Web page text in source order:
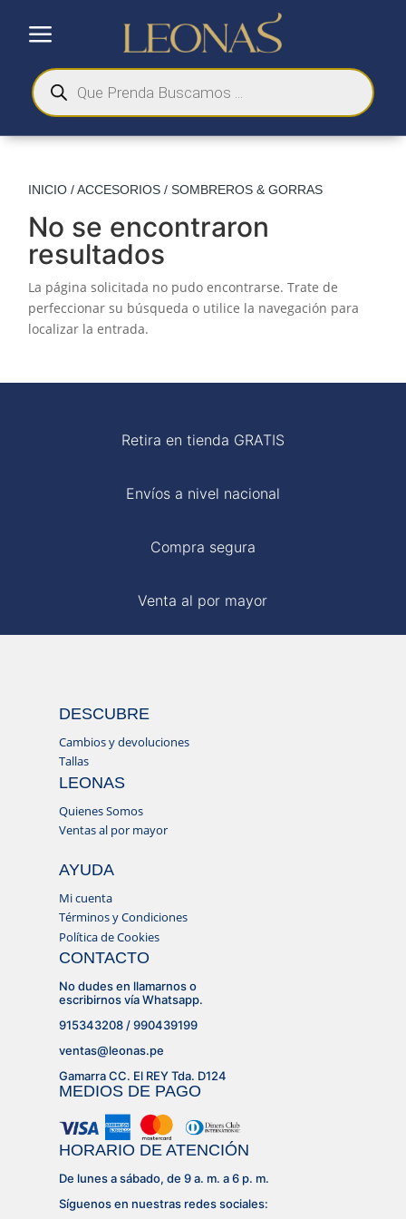
a
Búsqueda
de
productos
INICIO /ACCESORIOS / SOMBREROS & GORRAS
No se encontraron
resultados
La página solicitada no pudo encontrarse. Trate de
perfeccionar su búsqueda o utilice la navegación para
localizar la entrada.
Retira en tienda GRATIS
Envíos a nivel nacional
Compra segura
Venta al por mayor
DESCUBRE
Cambios y devoluciones
Tallas
LEONAS
Quienes Somos
Ventas al por mayor
AYUDA
Mi cuenta
Términos y Condiciones
Política de Cookies
CONTACTO
No dudes en llamarnos o
escribirnos vía Whatsapp.
915343208 / 990439199
ventas@leonas.pe
Gamarra CC. El REY Tda. D124
MEDIOS DE PAGO
HORARIO DE ATENCIÓN
De lunes a sábado, de 9 a. m. a 6 p. m.
Síguenos en nuestras redes sociales: